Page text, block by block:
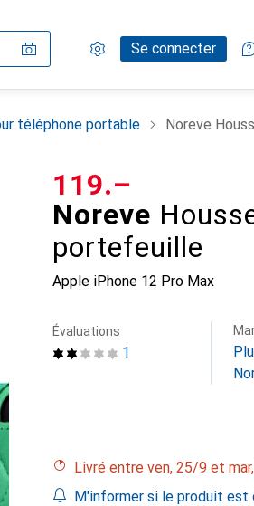
Paramètres
Compte clientSe connecter
Listes de comparaison
Listes d'envies
Panier
téléphone portable Noreve
Noreve
portefeuille
Apple iPhone 12 Pro Max
CHF
119.–
1
Évaluations
Livré entre ven, 25/9 et
M'informer si le produit est